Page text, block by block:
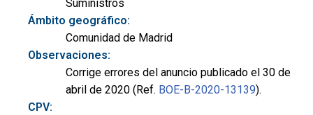
Suministros
Ámbito geográfico:
Comunidad de Madrid
Observaciones:
Corrige errores del anuncio publicado el 30 de
abril de 2020 (Ref. BOE-B-2020-13139).
CPV: